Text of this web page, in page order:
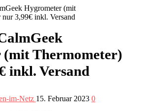
Thermometer)
inkl. Versand
im-Netz 15. Februar 2023 0